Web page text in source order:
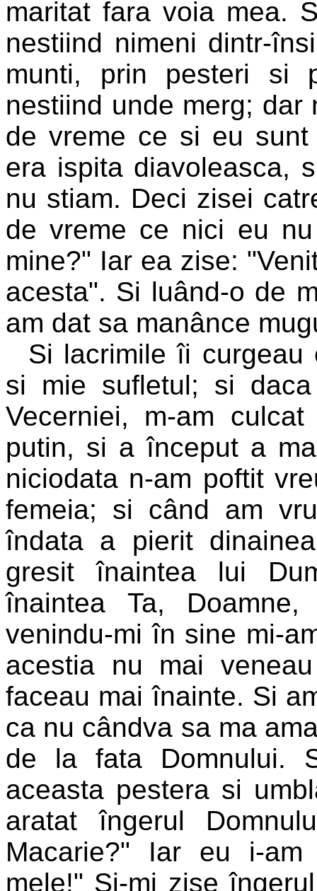
maritat fara voia mea.
nestiind nimeni dintr-
munti, prin pesteri si
nestiind unde merg;
de vreme ce si eu
era ispita diavoleasca,
nu stiam. Deci zisei
de vreme ce nici eu
mine?" Iar ea zise:
acesta". Si luând-o de
am dat sa manânce
Si lacrimile îi
si mie sufletul; si
Vecerniei, m-am
putin, si a început a
niciodata n-am poftit
femeia; si când am
îndata a pierit
gresit înaintea lui
înaintea Ta,
venindu-mi în sine mi-
acestia nu mai
faceau mai înainte. Si
ca nu cândva sa ma
de la fata Domnului.
aceasta pestera si
aratat îngerul
Macarie?" Iar eu i-
mele!" Si-mi zise